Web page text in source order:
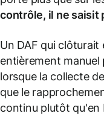
contrôle, il ne saisit
Un DAF qui clôturait
entièrement manuel
lorsque la collecte
que le
continu plutôt qu'en